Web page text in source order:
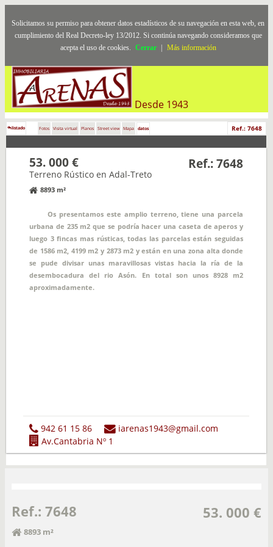
Solicitamos su permiso para obtener datos estadísticos de su navegación en esta web, en
cumplimiento del Real Decreto-ley 13/2012. Si continúa navegando consideramos que
acepta el uso de cookies. Cerrar Más información
Desde 1943
listado Fotos Visita virtual Planos Street view Mapa datos Ref.: 7648
53. 000 € Ref.: 7648
Terreno Rústico en Adal-Treto
8893 m²
Os presentamos este amplio terreno, tiene una parcela
urbana de 235 m2 que se podría hacer una caseta de aperos y
luego 3 fincas mas rústicas, todas las parcelas están seguidas
de 1586 m2, 4199 m2 y 2873 m2 y están en una zona alta donde
se pude divisar unas maravillosas vistas hacia la ría de la
desembocadura del rio Asón. En total son unos 8928 m2
aproximadamente.
942 61 15 86
iarenas1943@gmail.com
Av.Cantabria Nº 1
Ref.: 7648 53. 000 €
8893 m²